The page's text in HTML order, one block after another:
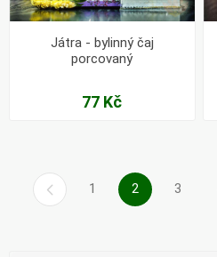
Játra - bylinný čaj
porcovaný
77 Kč
1 2 3